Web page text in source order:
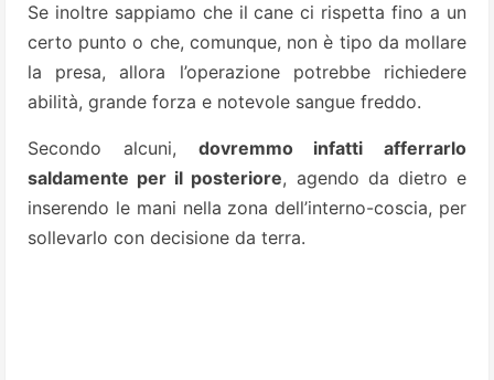
Se inoltre sappiamo che il cane ci rispetta fino a un
certo punto o che, comunque, non è tipo da mollare
la presa, allora l’operazione potrebbe richiedere
abilità, grande forza e notevole sangue freddo.
Secondo alcuni, dovremmo infatti afferrarlo
saldamente per il posteriore, agendo da dietro e
inserendo le mani nella zona dell’interno-coscia, per
sollevarlo con decisione da terra.